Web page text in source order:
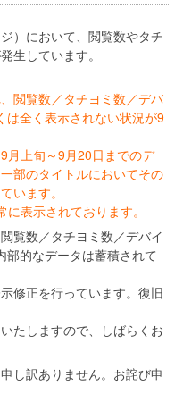
）において、閲覧数やタチ
生しています。
閲覧数／タチヨミ数／デバ
は全く表示されない状況が9
月上旬～9月20日までのデ
部のタイトルにおいてその
います。
表示されております。
覧数／タチヨミ数／デバイ
部的なデータは蓄積されて
修正を行っています。復旧
たしますので、しばらくお
し訳ありません。お詫び申